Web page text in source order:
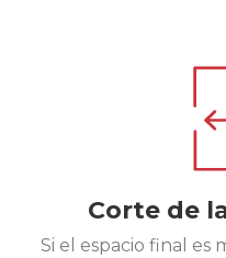
Corte de
Si el espacio final es